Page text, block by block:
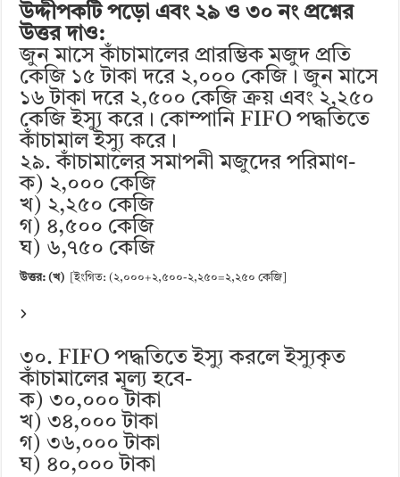
উদ্দীপকটি পড়ো এবং ২৯ ও ৩০ নং প্রশ্নের
উত্তর দাও:
জুন মাসে কাঁচামালের প্রারম্ভিক মজুদ প্রতি
কেজি ১৫ টাকা দরে ২,০০০ কেজি। জুন মাসে
১৬ টাকা দরে ২,৫০০ কেজি ক্রয় এবং ২,২৫০
কেজি ইস্যু করে। কোম্পানি FIFO পদ্ধতিতে
কাঁচামাল ইস্যু করে।
২৯. কাঁচামালের সমাপনী মজুদের পরিমাণ-
ক) ২,০০০ কেজি
খ) ২,২৫০ কেজি
গ) ৪,৫০০ কেজি
ঘ) ৬,৭৫০ কেজি
উত্তর: (খ) [ইংগিত: (২,০০০+২,৫০০-২,২৫০=২,২৫০ কেজি]
৩০. FIFO পদ্ধতিতে ইস্যু করলে ইস্যুকৃত
কাঁচামালের মূল্য হবে-
ক) ৩০,০০০ টাকা
খ) ৩৪,০০০ টাকা
গ) ৩৬,০০০ টাকা
ঘ) ৪০,০০০ টাকা